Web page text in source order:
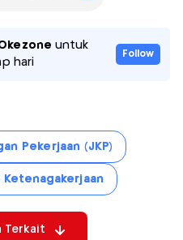
untuk
hari
Follow
Pekerjaan (JKP)
Ketenagakerjaan
Terkait